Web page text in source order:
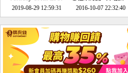
超意外~環保原來可以
邊玩邊做！
2019-08-29 12:59:31
李其芬
2016-10-07 22:32:40